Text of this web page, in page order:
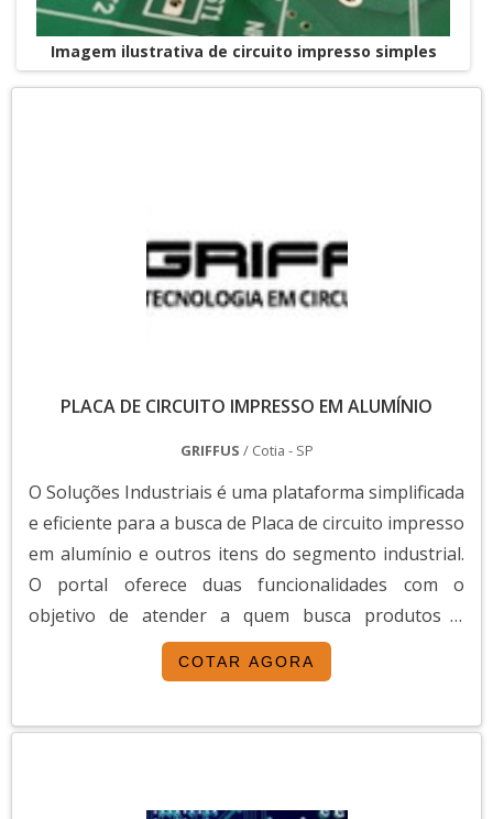
Imagem ilustrativa de circuito impresso simples
PLACA DE CIRCUITO IMPRESSO EM ALUMÍNIO
GRIFFUS / Cotia - SP
O Soluções Industriais é uma plataforma simplificada
e eficiente para a busca de Placa de circuito impresso
em alumínio e outros itens do segmento industrial.
O portal oferece duas funcionalidades com o
objetivo de atender a quem busca produtos e
serviços dentro do segmento industrial ou empresas
com interesse na divulgação de seus produtos e
oferece uma vasta variedade de materiais como
COTAR AGORA